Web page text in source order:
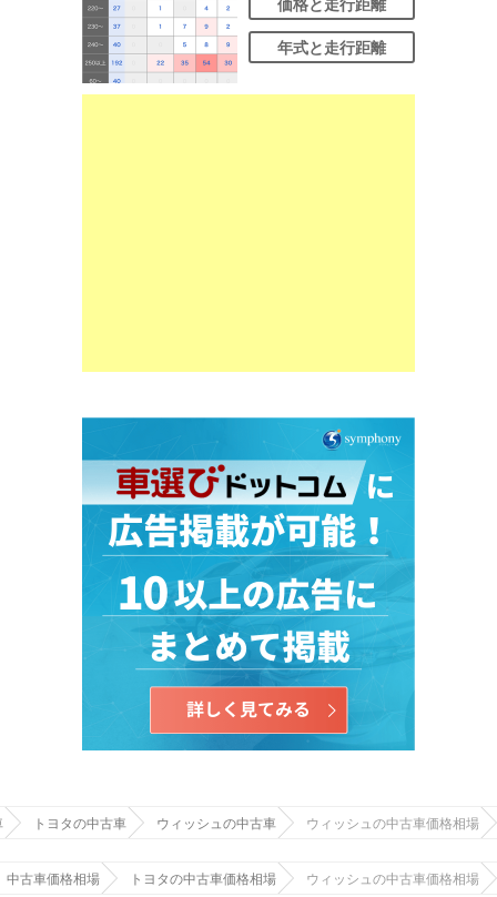
年式と走行距離
トヨタの中古車 ウィッシュの中古車 ウィッシュの中古車価格相場
中古車価格相場 トヨタの中古車価格相場 ウィッシュの中古車価格相場